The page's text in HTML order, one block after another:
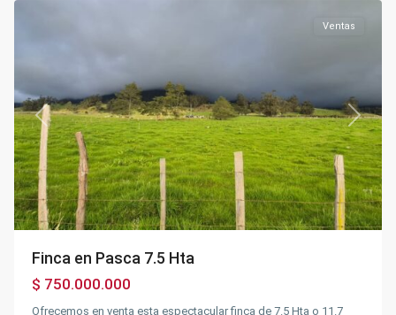
Previous Next
Ventas
Finca en Pasca 7.5 Hta
$ 750.000.000
Ofrecemos en venta esta espectacular finca de 7.5 Hta o 11.7